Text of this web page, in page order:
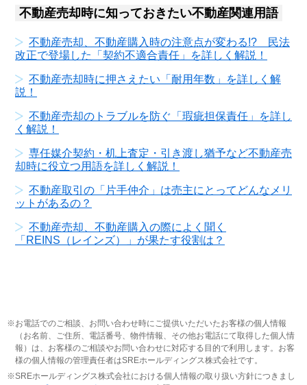
不動産売却時に知っておきたい不動産関連用語
不動産売却、不動産購入時の注意点が変わる!? 民法
改正で登場した「契約不適合責任」を詳しく解説！
不動産売却時に押さえたい「耐用年数」を詳しく解
説！
不動産売却のトラブルを防ぐ「瑕疵担保責任」を詳し
く解説！
専任媒介契約・机上査定・引き渡し猶予など不動産売
却時に役立つ用語を詳しく解説！
不動産取引の「片手仲介」は売主にとってどんなメリ
ットがあるの？
不動産売却、不動産購入の際によく聞く
「REINS（レインズ）」が果たす役割は？
お電話でのご相談、お問い合わせ時にご提供いただいたお客様の個人情報
（お名前、ご住所、電話番号、物件情報、その他お電話にて取得した個人情
報）は、お客様のご相談やお問い合わせに対応する目的で利用します。お客
様の個人情報の管理責任者はSREホールディングス株式会社です。
SREホールディングス株式会社における個人情報の取り扱い方針につきまし